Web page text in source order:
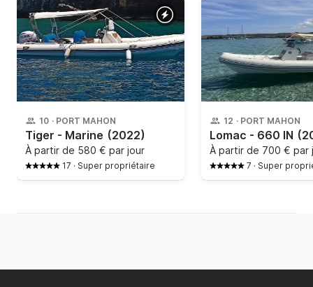
10 · PORT MAHON
Tiger - Marine (2022)
À partir de 580 € par jour
17 · Super propriétaire
12 · PORT MAHON
Lomac - 660 IN
À partir de 700 € par
7 · Super